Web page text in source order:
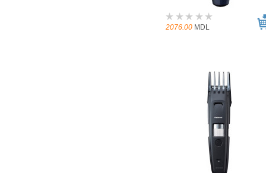
2076.00 MDL